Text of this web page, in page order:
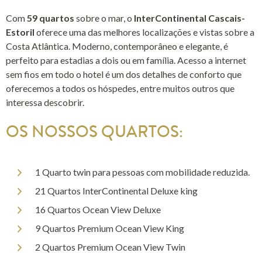
Com59 quartos sobre o mar, o InterContinental Cascais-
Estoril oferece uma das melhores localizações e vistas sobre a
Costa Atlântica. Moderno, contemporâneo e elegante, é
perfeito para estadias a dois ou em família. Acesso a internet
sem fios em todo o hotel é um dos detalhes de conforto que
oferecemos a todos os hóspedes, entre muitos outros que
interessa descobrir.
OS NOSSOS QUARTOS:
1 Quarto twin para pessoas com mobilidade reduzida.
21 Quartos InterContinental Deluxe king
16 Quartos Ocean View Deluxe
9 Quartos Premium Ocean View King
2 Quartos Premium Ocean View Twin